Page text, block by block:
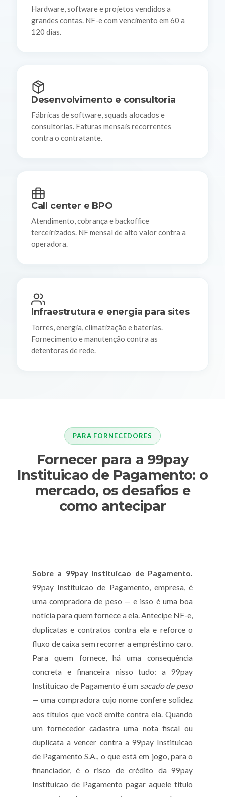
Hardware, software e projetos vendidos a
grandes contas. NF-e com vencimento em 60 a
120 dias.
Desenvolvimento e consultoria
Fábricas de software, squads alocados e
consultorias. Faturas mensais recorrentes
contra o contratante.
Call center e BPO
Atendimento, cobrança e backoffice
terceirizados. NF mensal de alto valor contra a
operadora.
Infraestrutura e energia para sites
Torres, energia, climatização e baterias.
Fornecimento e manutenção contra as
detentoras de rede.
PARA FORNECEDORES
Fornecer para a 99pay
Instituicao de Pagamento: o
mercado, os desafios e
como antecipar
Sobre a 99pay Instituicao de Pagamento.
99pay Instituicao de Pagamento, empresa, é
uma compradora de peso — e isso é uma boa
notícia para quem fornece a ela. Antecipe NF-e,
duplicatas e contratos contra ela e reforce o
fluxo de caixa sem recorrer a empréstimo caro.
Para quem fornece, há uma consequência
concreta e financeira nisso tudo: a 99pay
Instituicao de Pagamento é um sacado de peso
— uma compradora cujo nome confere solidez
aos títulos que você emite contra ela. Quando
um fornecedor cadastra uma nota fiscal ou
duplicata a vencer contra a 99pay Instituicao
de Pagamento S.A., o que está em jogo, para o
financiador, é o risco de crédito da 99pay
Instituicao de Pagamento pagar aquele título